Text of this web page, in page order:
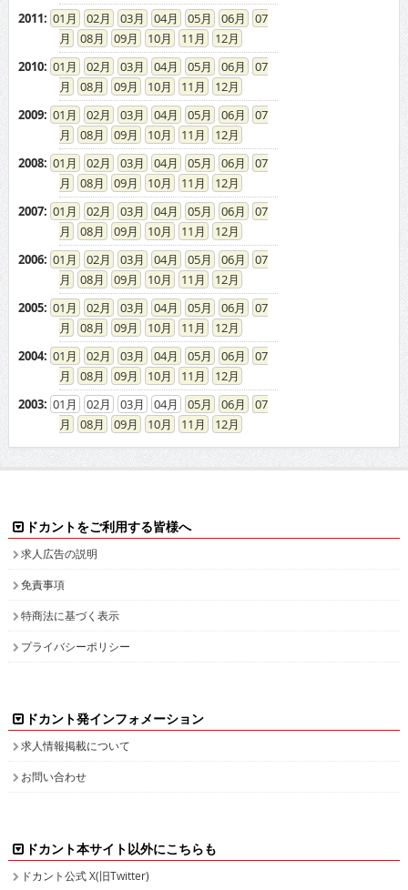
2011: 01 02 03 04 05 06
07
08
09 10 11
12
2010: 01 02 03 04 05 06
07
08
09 10 11
12
2009: 01 02 03 04 05 06
07
08
09 10 11
12
2008: 01 02 03 04 05 06
07
08
09 10 11
12
2007: 01 02 03 04 05 06
07
08
09 10 11
12
2006: 01 02 03 04 05 06
07
08
09 10 11
12
2005: 01 02 03 04 05 06
07
08
09 10 11
12
2004: 01 02 03 04 05 06
07
08
09 10 11
12
2003: 01 02 03 04 05 06
07
08
09 10 11 12
ドカントをご利用する皆様へ
求人広告の説明
免責事項
特商法に基づく表示
プライバシーポリシー
ドカント発インフォメーション
求人情報掲載について
お問い合わせ
ドカント本サイト以外にこちらも
ドカント公式 X(旧Twitter)